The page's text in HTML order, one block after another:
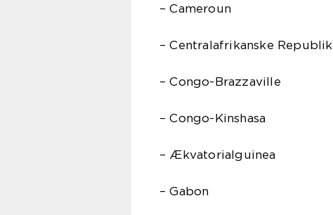
– Cameroun
– Centralafrikanske Republik
– Congo-Brazzaville
– Congo-Kinshasa
– Ækvatorialguinea
– Gabon